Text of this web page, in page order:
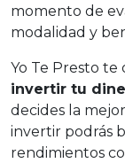
momento de
modalidad y
Yo Te Presto te
invertir tu
decides la
invertir podrás
rendimientos